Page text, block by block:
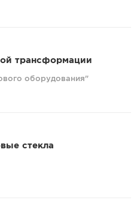
трансформации
оборудования"
стекла